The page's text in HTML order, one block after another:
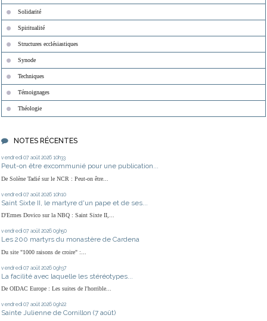
Solidarité
Spiritualité
Structures ecclésiastiques
Synode
Techniques
Témoignages
Théologie
NOTES RÉCENTES
vendredi 07 août 2026 10h33
Peut-on être excommunié pour une publication...
De Solène Tadié sur le NCR : Peut-on être...
vendredi 07 août 2026 10h10
Saint Sixte II, le martyre d'un pape et de ses...
D'Ermes Dovico sur la NBQ : Saint Sixte II,...
vendredi 07 août 2026 09h50
Les 200 martyrs du monastère de Cardena
Du site "1000 raisons de croire" :...
vendredi 07 août 2026 09h37
La facilité avec laquelle les stéréotypes...
De OIDAC Europe : Les suites de l'horrible...
vendredi 07 août 2026 09h22
Sainte Julienne de Cornillon (7 août)